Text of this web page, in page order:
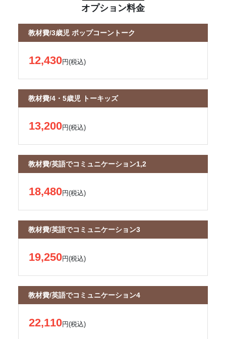
オプション料金
教材費/3歳児 ポップコーントーク
12,430円(税込)
教材費/4・5歳児 トーキッズ
13,200円(税込)
教材費/英語でコミュニケーション1,2
18,480円(税込)
教材費/英語でコミュニケーション3
19,250円(税込)
教材費/英語でコミュニケーション4
22,110円(税込)